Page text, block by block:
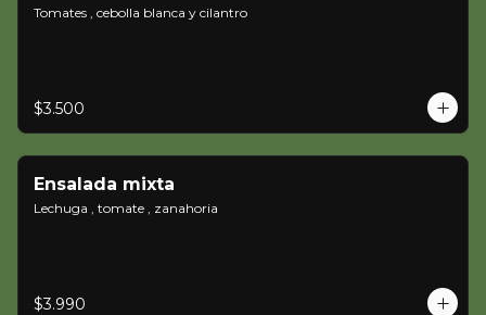
Tomates , cebolla blanca y cilantro
$3.500
Ensalada mixta
Lechuga , tomate , zanahoria
$3.990